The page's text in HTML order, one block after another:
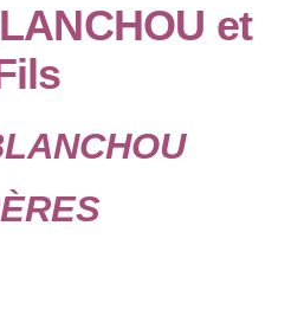
et